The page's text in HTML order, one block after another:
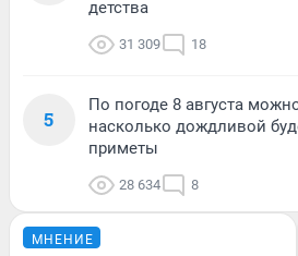
детства
31 309 18
5
По погоде 8 августа
насколько дождливой
приметы
28 634 8
МНЕНИЕ